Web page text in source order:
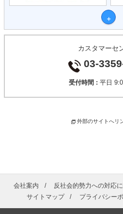
カスタマーセ
03-
受付時間 : 平日
外部のサイトへリ
会社案内 反社会的勢力への対応
サイトマップ
プライバシー